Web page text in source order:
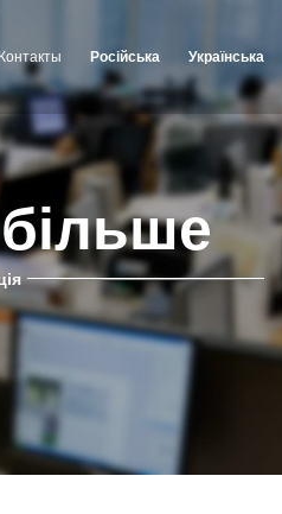
Контакты Російська Українська